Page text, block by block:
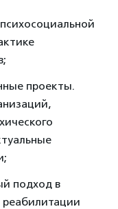
проекты.
подход в